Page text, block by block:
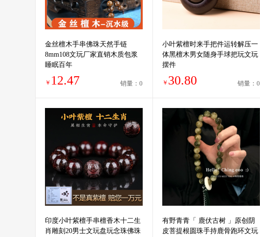
金丝檀木手串佛珠天然手链
8mm108文玩厂家直销木质包浆
睡眠百年
￥ 12.47 销量：0
小叶紫檀时来手把件运转解压一
体黑檀木男女随身手球把玩文玩
摆件
￥ 30.80 销量：0
印度小叶紫檀手串檀香木十二生
肖雕刻20男士文玩盘玩念珠佛珠
有野青青「 鹿伏古树 」原创阴
皮菩提根圆珠手持鹿骨跑环文玩